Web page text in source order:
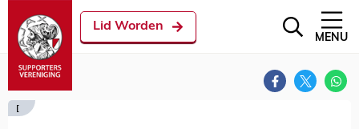
Lid Worden
MENU
[